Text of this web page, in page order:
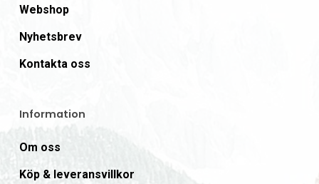
Webshop
Nyhetsbrev
Kontakta oss
Information
Om oss
Köp & leveransvillkor